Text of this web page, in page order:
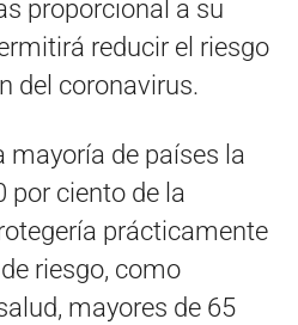
proporcional a su
reducir el riesgo
del coronavirus.
mayoría de países la
por ciento de la
prácticamente
riesgo, como
mayores de 65